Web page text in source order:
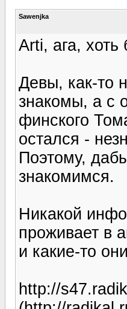
Sawenjka
Arti, ага,
Девы, как-то
знакомы, а с
финского
остался -
Поэтому,
знакомимся.
Никакой
проживает в
и какие-то
http://